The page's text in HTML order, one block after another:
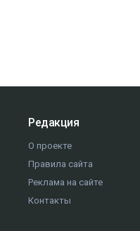
Редакция
О проекте
Правила сайта
Реклама на сайте
Контакты